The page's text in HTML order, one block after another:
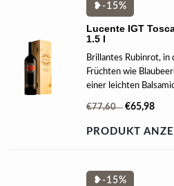
❥-15%
Lucente IGT
1.5 l
Brillantes Rubinrot, in
Früchten wie
einer leichten
umhüllenden
Finish.
€77,60 €65,98
PRODUKT
❥-15%